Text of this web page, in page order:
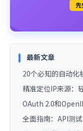
最新文章
20个必知的自动化
精准定位IP来源：
OAuth 2.0和
全面指南：API测